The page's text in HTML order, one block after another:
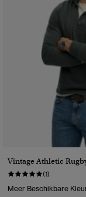
Vintage Athletic
(1)
Meer Beschikbare